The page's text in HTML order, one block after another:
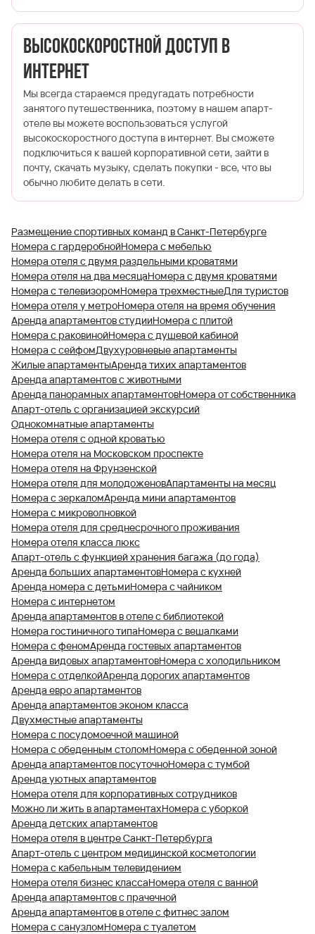
Высокоскоростной доступ в
Интернет
Мы всегда стараемся предугадать потребности
занятого путешественника, поэтому в нашем апарт-
отеле вы можете воспользоваться услугой
высокоскоростного доступа в интернет. Вы сможете
подключиться к вашей корпоративной сети, зайти в
почту, скачать музыку, сделать покупки - все, что вы
обычно любите делать в сети.
Размещение спортивных команд в Санкт-Петербурге
Номера с гардеробнойНомера с мебелью
Номера отеля с двумя раздельными кроватями
Номера отеля на два месяцаНомера с двумя кроватями
Номера с телевизоромНомера трехместныеДля туристов
Номера отеля у метроНомера отеля на время обучения
Аренда апартаментов студииНомера с плитой
Номера с раковинойНомера с душевой кабиной
Номера с сейфомДвухуровневые апартаменты
Жилые апартаментыАренда тихих апартаментов
Аренда апартаментов с животными
Аренда панорамных апартаментовНомера от собственника
Апарт-отель с организацией экскурсий
Однокомнатные апартаменты
Номера отеля с одной кроватью
Номера отеля на Московском проспекте
Номера отеля на Фрунзенской
Номера отеля для молодоженовАпартаменты на месяц
Номера с зеркаломАренда мини апартаментов
Номера с микроволновкой
Номера отеля для среднесрочного проживания
Номера отеля класса люкс
Апарт-отель с функцией хранения багажа (до года)
Аренда больших апартаментовНомера с кухней
Аренда номера с детьмиНомера с чайником
Номера с интернетом
Аренда апартаментов в отеле с библиотекой
Номера гостиничного типаНомера с вешалками
Номера с феномАренда гостевых апартаментов
Аренда видовых апартаментовНомера с холодильником
Номера с отделкойАренда дорогих апартаментов
Аренда евро апартаментов
Аренда апартаментов эконом класса
Двухместные апартаменты
Номера с посудомоечной машиной
Номера с обеденным столомНомера с обеденной зоной
Аренда апартаментов посуточноНомера с тумбой
Аренда уютных апартаментов
Номера отеля для корпоративных сотрудников
Можно ли жить в апартаментахНомера с уборкой
Аренда детских апартаментов
Номера отеля в центре Санкт-Петербурга
Апарт-отель с центром медицинской косметологии
Номера с кабельным телевидением
Номера отеля бизнес классаНомера отеля с ванной
Аренда апартаментов с прачечной
Аренда апартаментов в отеле с фитнес залом
Номера с санузломНомера с туалетом